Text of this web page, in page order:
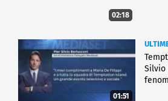
02:18
01:51
Silvio